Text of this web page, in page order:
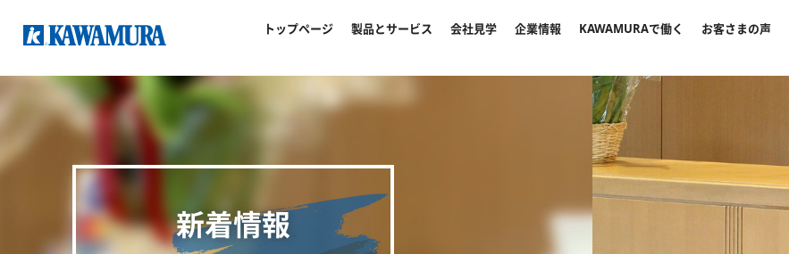
トップページ 製品とサービス 会社見学 企業情報 KAWAMURAで働く お客さまの声
新着情報